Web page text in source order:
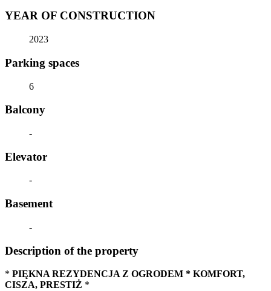
YEAR OF CONSTRUCTION
2023
Parking spaces
6
Balcony
-
Elevator
-
Basement
-
Description of the property
* PIĘKNA REZYDENCJA Z OGRODEM * KOMFORT,
CISZA, PRESTIŻ *